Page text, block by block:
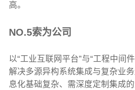
高。
NO.5索为公司
以“工业互联网平台”与“工程中间
解决多源异构系统集成与复杂业
息化基础复杂、需深度定制集成的